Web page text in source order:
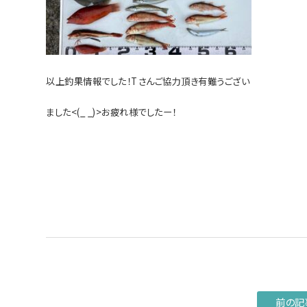
以上釣果情報でした！Tさんご協力頂き有難うござい
ました<(_ _)>お疲れ様でしたー！
前の記